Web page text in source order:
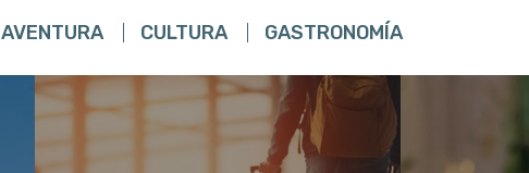
AVENTURA CULTURA GASTRONOMÍA